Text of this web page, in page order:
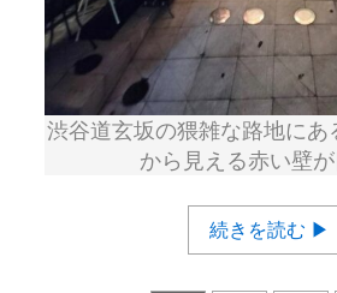
渋谷道玄坂の猥雑な路地にあ
から見える赤い壁
続きを読む ▶